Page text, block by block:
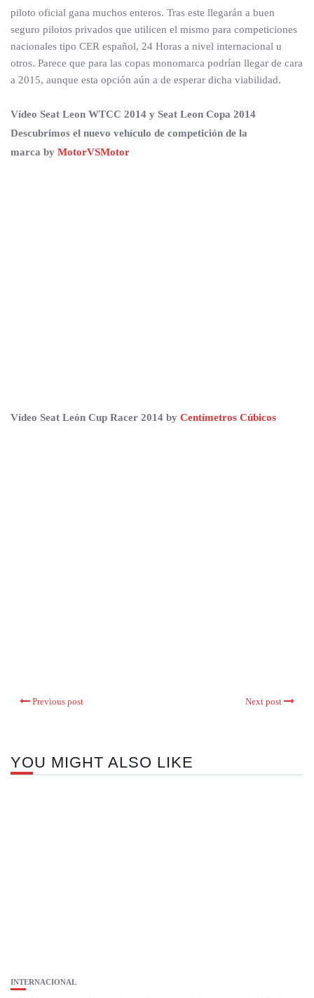
piloto oficial gana muchos enteros. Tras este llegarán a buen
seguro pilotos privados que utilicen el mismo para competiciones
nacionales tipo CER español, 24 Horas a nivel internacional u
otros. Parece que para las copas monomarca podrían llegar de cara
a 2015, aunque esta opción aún a de esperar dicha viabilidad.
Vídeo Seat Leon WTCC 2014 y Seat Leon Copa 2014
Descubrimos el nuevo vehículo de competición de la
marca by MotorVSMotor
Vídeo Seat León Cup Racer 2014 by Centímetros Cúbicos
Previous post Next post
YOU MIGHT ALSO LIKE
INTERNACIONAL